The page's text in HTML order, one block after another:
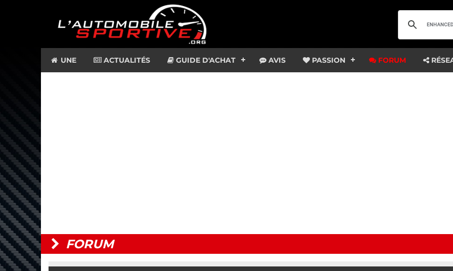
UNE ACTUALITÉS GUIDE D'ACHAT AVIS PASSION FORUM
FORUM